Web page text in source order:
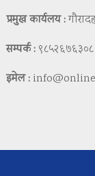
प्रमुख कार्यलय :
सम्पर्क : ९८५२६७६३०८
इमेल :